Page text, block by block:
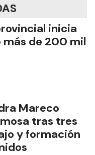
inicia
más de 200 mil
Mareco
tras tres
y formación